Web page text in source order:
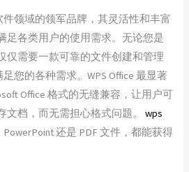
件领域的领军品牌，其灵活性和丰富
足各类用户的使用需求。无论您是
仅需要一款可靠的文件创建和管理
足您的各种需求。WPS Office 最显著
Office 格式的无缝兼容，让用户可
文档，而无需担心格式问题。wps
PowerPoint 还是 PDF 文件，都能获得